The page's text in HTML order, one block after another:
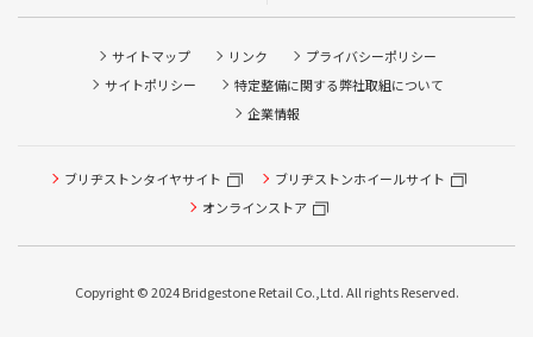
サイトマップ リンク
プライバシーポリシー
サイトポリシー
特定整備に関する弊社取組について
企業情報
ブリヂストンタイヤサイト
ブリヂストンホイールサイト
オンラインストア
Copyright © 2024 Bridgestone Retail Co.,Ltd. All rights Reserved.
タイヤ点検・安全点検/タイヤ履き替え/オイル交換/その他
ピット作業の予約
本日のタイヤ履き替え順番待ち予約 ※クローク契約会員の